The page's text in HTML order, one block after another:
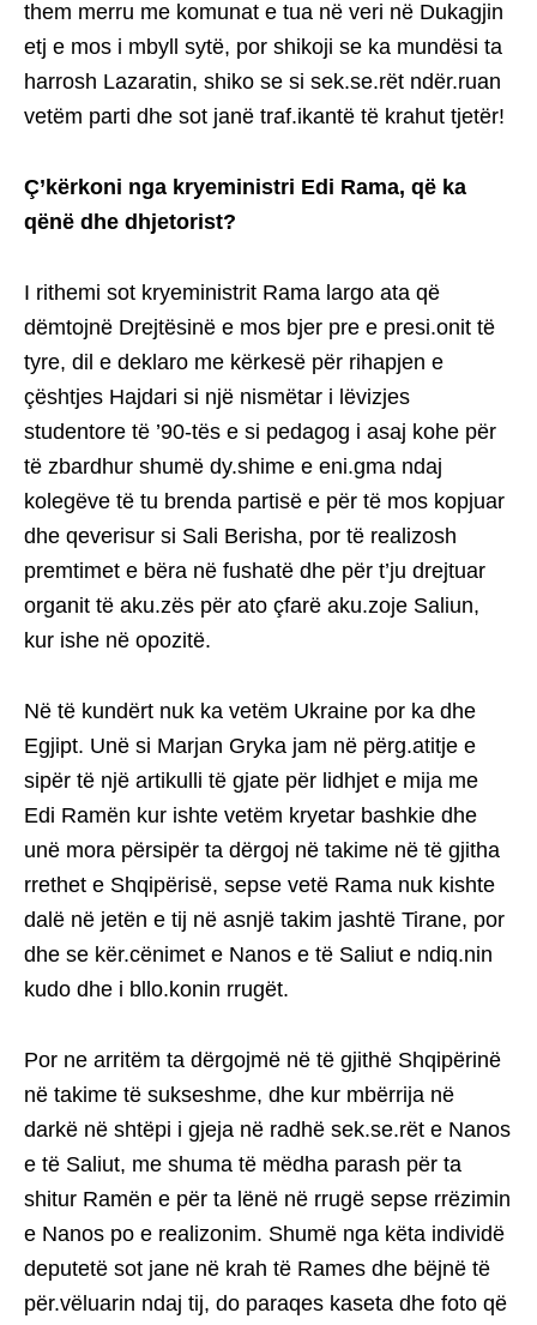
them merru me komunat e tua në veri në Dukagjin
etj e mos i mbyll sytë, por shikoji se ka mundësi ta
harrosh Lazaratin, shiko se si sek.se.rët ndër.ruan
vetëm parti dhe sot janë traf.ikantë të krahut tjetër!
Ç’kërkoni nga kryeministri Edi Rama, që ka
qënë dhe dhjetorist?
I rithemi sot kryeministrit Rama largo ata që
dëmtojnë Drejtësinë e mos bjer pre e presi.onit të
tyre, dil e deklaro me kërkesë për rihapjen e
çështjes Hajdari si një nismëtar i lëvizjes
studentore të ’90-tës e si pedagog i asaj kohe për
të zbardhur shumë dy.shime e eni.gma ndaj
kolegëve të tu brenda partisë e për të mos kopjuar
dhe qeverisur si Sali Berisha, por të realizosh
premtimet e bëra në fushatë dhe për t’ju drejtuar
organit të aku.zës për ato çfarë aku.zoje Saliun,
kur ishe në opozitë.
Në të kundërt nuk ka vetëm Ukraine por ka dhe
Egjipt. Unë si Marjan Gryka jam në përg.atitje e
sipër të një artikulli të gjate për lidhjet e mija me
Edi Ramën kur ishte vetëm kryetar bashkie dhe
unë mora përsipër ta dërgoj në takime në të gjitha
rrethet e Shqipërisë, sepse vetë Rama nuk kishte
dalë në jetën e tij në asnjë takim jashtë Tirane, por
dhe se kër.cënimet e Nanos e të Saliut e ndiq.nin
kudo dhe i bllo.konin rrugët.
Por ne arritëm ta dërgojmë në të gjithë Shqipërinë
në takime të sukseshme, dhe kur mbërrija në
darkë në shtëpi i gjeja në radhë sek.se.rët e Nanos
e të Saliut, me shuma të mëdha parash për ta
shitur Ramën e për ta lënë në rrugë sepse rrëzimin
e Nanos po e realizonim. Shumë nga këta individë
deputetë sot jane në krah të Rames dhe bëjnë të
për.vëluarin ndaj tij, do paraqes kaseta dhe foto që